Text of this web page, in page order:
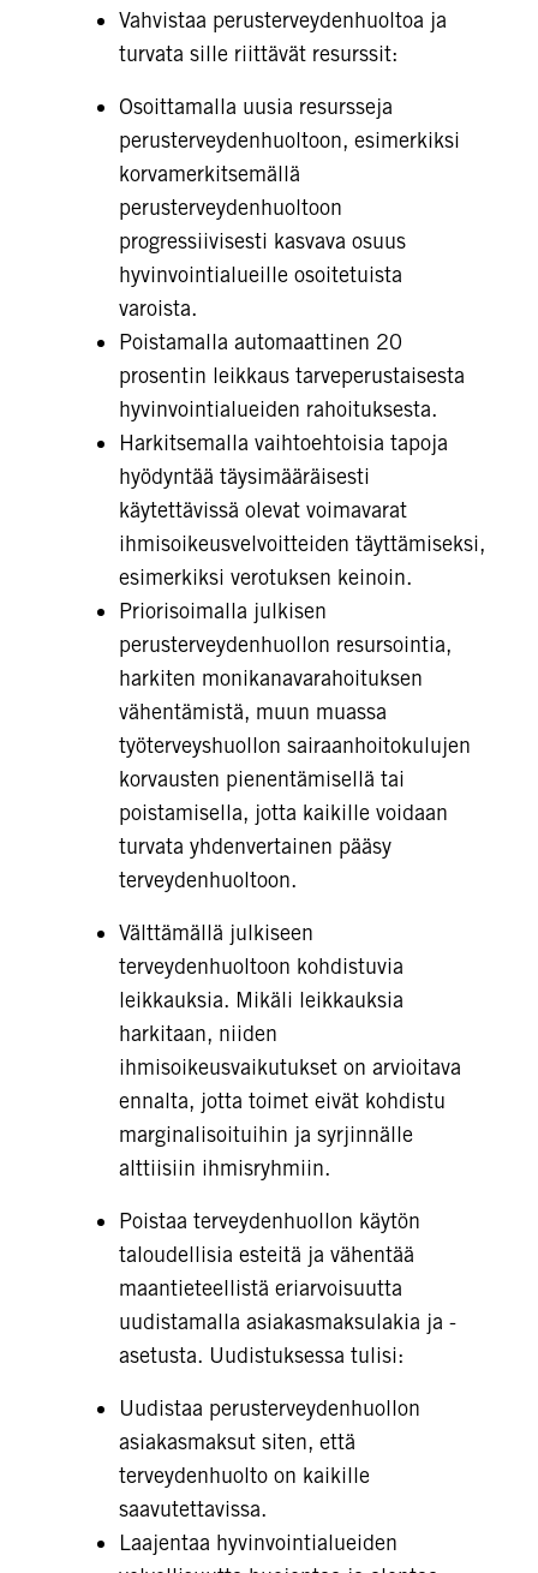
Vahvistaa perusterveydenhuoltoa ja
turvata sille riittävät resurssit:
Osoittamalla uusia resursseja
perusterveydenhuoltoon, esimerkiksi
korvamerkitsemällä
perusterveydenhuoltoon
progressiivisesti kasvava osuus
hyvinvointialueille osoitetuista
varoista.
Poistamalla automaattinen 20
prosentin leikkaus tarveperustaisesta
hyvinvointialueiden rahoituksesta.
Harkitsemalla vaihtoehtoisia tapoja
hyödyntää täysimääräisesti
käytettävissä olevat voimavarat
ihmisoikeusvelvoitteiden täyttämiseksi,
esimerkiksi verotuksen keinoin.
Priorisoimalla julkisen
perusterveydenhuollon resursointia,
harkiten monikanavarahoituksen
vähentämistä, muun muassa
työterveyshuollon sairaanhoitokulujen
korvausten pienentämisellä tai
poistamisella, jotta kaikille voidaan
turvata yhdenvertainen pääsy
terveydenhuoltoon.
Välttämällä julkiseen
terveydenhuoltoon kohdistuvia
leikkauksia. Mikäli leikkauksia
harkitaan, niiden
ihmisoikeusvaikutukset on arvioitava
ennalta, jotta toimet eivät kohdistu
marginalisoituihin ja syrjinnälle
alttiisiin ihmisryhmiin.
Poistaa terveydenhuollon käytön
taloudellisia esteitä ja vähentää
maantieteellistä eriarvoisuutta
uudistamalla asiakasmaksulakia ja -
asetusta. Uudistuksessa tulisi:
Uudistaa perusterveydenhuollon
asiakasmaksut siten, että
terveydenhuolto on kaikille
saavutettavissa.
Laajentaa hyvinvointialueiden